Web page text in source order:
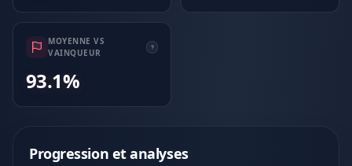
MOYENNE VS
VAINQUEUR
93.1%
Progression et analyses